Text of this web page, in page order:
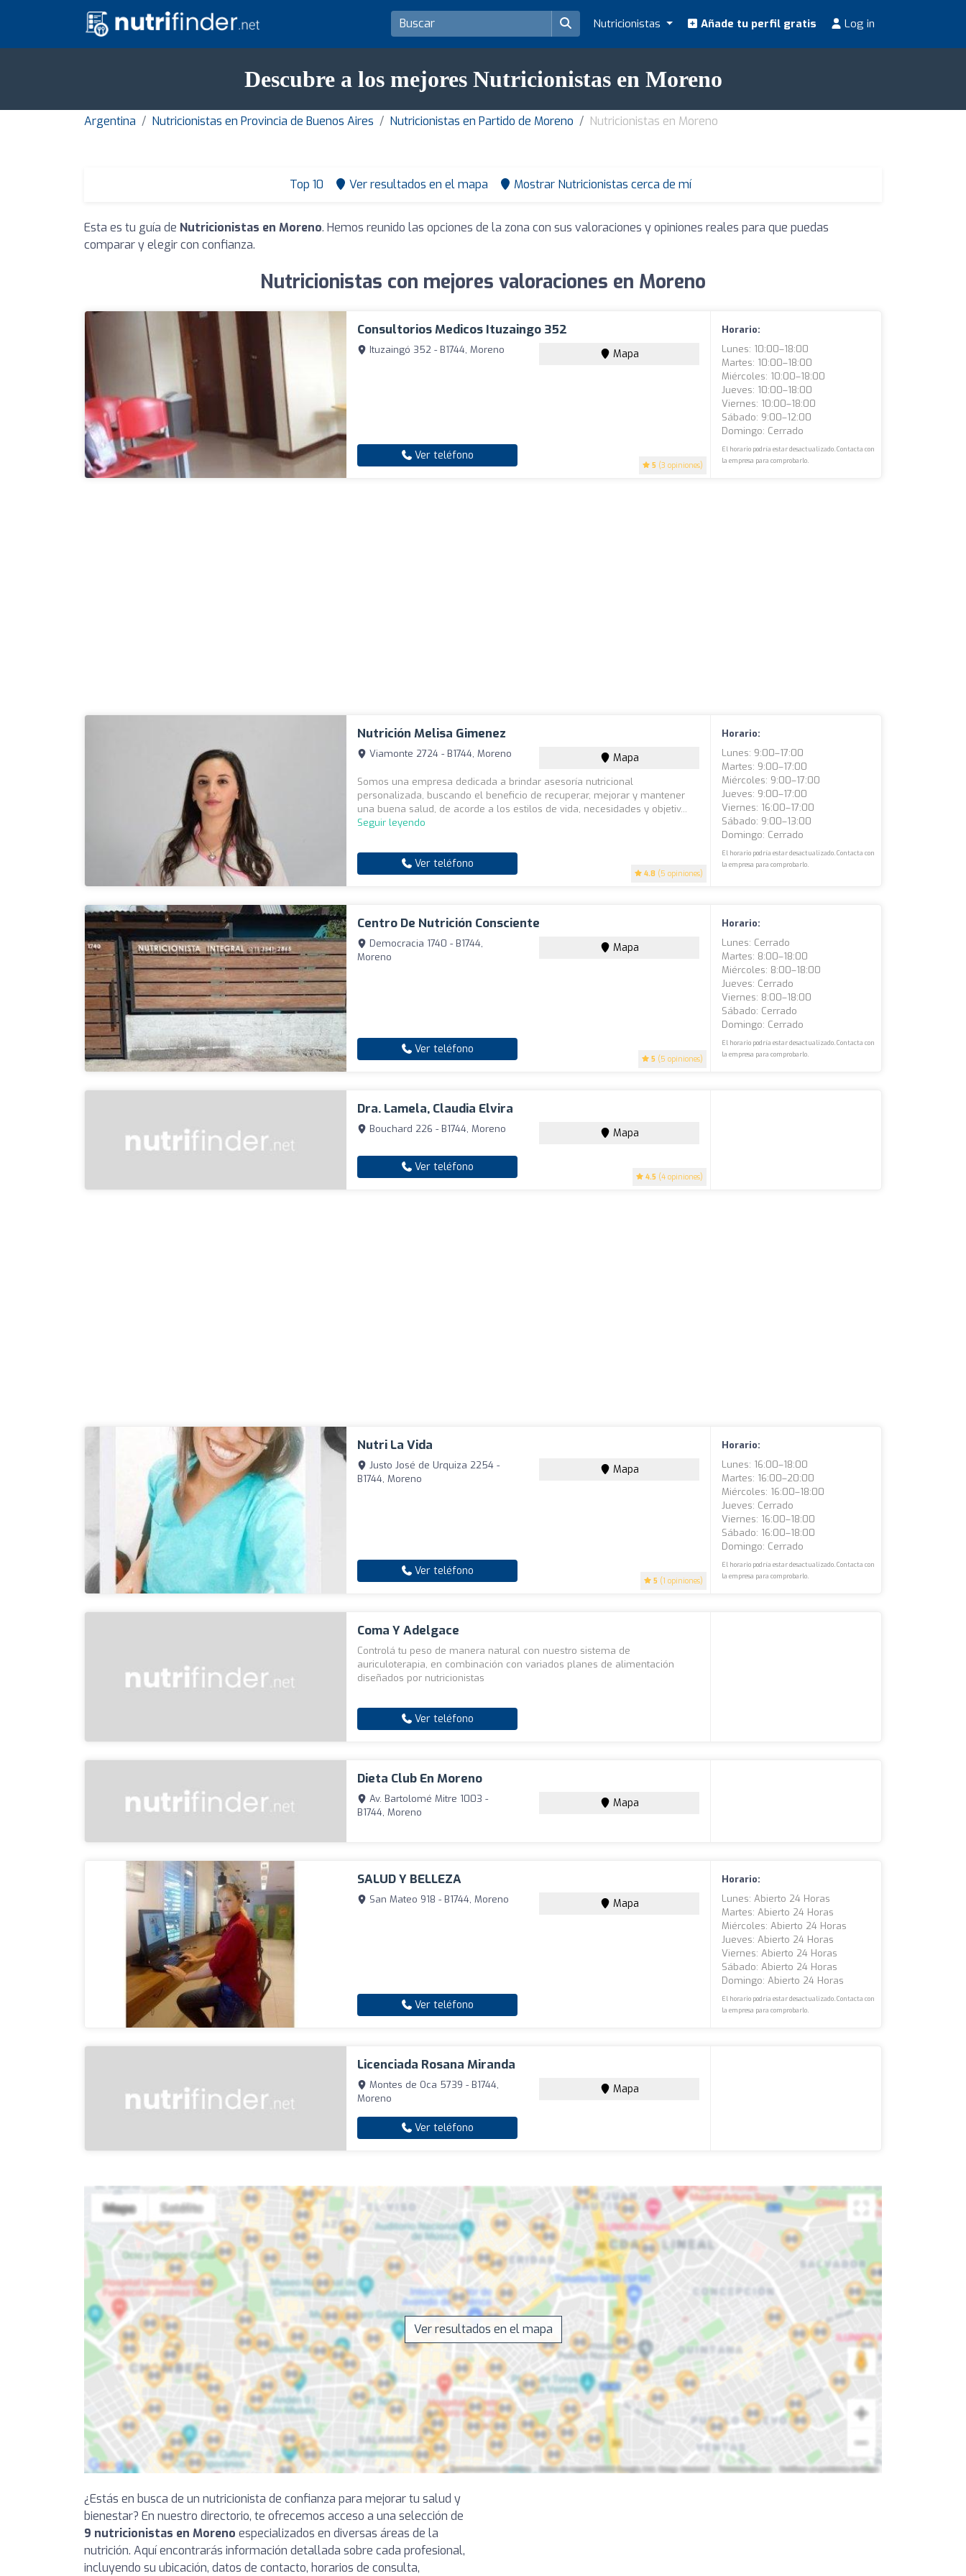
Nutricionistas Añade tu perfil gratis Log in
Descubre a los mejores Nutricionistas en Moreno
Argentina Nutricionistas en Provincia de Buenos Aires Nutricionistas en Partido de Moreno Nutricionistas en Moreno
Top 10 Ver resultados en el mapa Mostrar Nutricionistas cerca de mí
Esta es tu guía de Nutricionistas en Moreno. Hemos reunido las opciones de la zona con sus valoraciones y opiniones reales para que puedas
comparar y elegir con confianza.
Nutricionistas con mejores valoraciones en Moreno
Consultorios Medicos Ituzaingo 352
5 (3 opiniones)
Ituzaingó 352 - B1744, Moreno Mapa
Ver teléfono
Horario:
Lunes: 10:00–18:00
Martes: 10:00–18:00
Miércoles: 10:00–18:00
Jueves: 10:00–18:00
Viernes: 10:00–18:00
Sábado: 9:00–12:00
Domingo: Cerrado
El horario podría estar desactualizado. Contacta con
la empresa para comprobarlo.
Nutrición Melisa Gimenez
4.8 (5 opiniones)
Viamonte 2724 - B1744, Moreno Mapa
Somos una empresa dedicada a brindar asesoría nutricional
personalizada, buscando el beneficio de recuperar, mejorar y mantener
una buena salud, de acorde a los estilos de vida, necesidades y objetiv...
Seguir leyendo
Ver teléfono
Horario:
Lunes: 9:00–17:00
Martes: 9:00–17:00
Miércoles: 9:00–17:00
Jueves: 9:00–17:00
Viernes: 16:00–17:00
Sábado: 9:00–13:00
Domingo: Cerrado
El horario podría estar desactualizado. Contacta con
la empresa para comprobarlo.
Centro De Nutrición Consciente
5 (5 opiniones)
Democracia 1740 - B1744,
Moreno
Mapa
Ver teléfono
Horario:
Lunes: Cerrado
Martes: 8:00–18:00
Miércoles: 8:00–18:00
Jueves: Cerrado
Viernes: 8:00–18:00
Sábado: Cerrado
Domingo: Cerrado
El horario podría estar desactualizado. Contacta con
la empresa para comprobarlo.
Dra. Lamela, Claudia Elvira
4.5 (4 opiniones)
Bouchard 226 - B1744, Moreno Mapa
Ver teléfono
Nutri La Vida
5 (1 opiniones)
Justo José de Urquiza 2254 -
B1744, Moreno
Mapa
Ver teléfono
Horario:
Lunes: 16:00–18:00
Martes: 16:00–20:00
Miércoles: 16:00–18:00
Jueves: Cerrado
Viernes: 16:00–18:00
Sábado: 16:00–18:00
Domingo: Cerrado
El horario podría estar desactualizado. Contacta con
la empresa para comprobarlo.
Coma Y Adelgace
Controlá tu peso de manera natural con nuestro sistema de
auriculoterapia, en combinación con variados planes de alimentación
diseñados por nutricionistas
Ver teléfono
Dieta Club En Moreno
Av. Bartolomé Mitre 1003 -
B1744, Moreno
Mapa
SALUD Y BELLEZA
San Mateo 918 - B1744, Moreno Mapa
Ver teléfono
Horario:
Lunes: Abierto 24 Horas
Martes: Abierto 24 Horas
Miércoles: Abierto 24 Horas
Jueves: Abierto 24 Horas
Viernes: Abierto 24 Horas
Sábado: Abierto 24 Horas
Domingo: Abierto 24 Horas
El horario podría estar desactualizado. Contacta con
la empresa para comprobarlo.
Licenciada Rosana Miranda
Montes de Oca 5739 - B1744,
Moreno
Mapa
Ver teléfono
Ver resultados en el mapa
¿Estás en busca de un nutricionista de confianza para mejorar tu salud y
bienestar? En nuestro directorio, te ofrecemos acceso a una selección de
9 nutricionistas en Moreno especializados en diversas áreas de la
nutrición. Aquí encontrarás información detallada sobre cada profesional,
incluyendo su ubicación, datos de contacto, horarios de consulta,